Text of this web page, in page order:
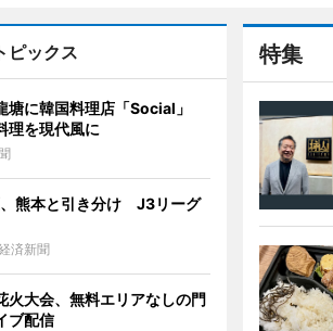
特集
ピックス
塘に韓国料理店「Social」
理を現代風に
熊本と引き分け J3リーグ
済新聞
火大会、無料エリアなしの門
ブ配信